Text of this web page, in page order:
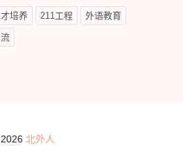
培养 211工程 外语教育
2026 北外人